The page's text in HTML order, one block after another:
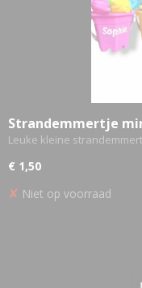
Strandemmertje
Leuke kleine
€ 1,50
✘ Niet op voorraad